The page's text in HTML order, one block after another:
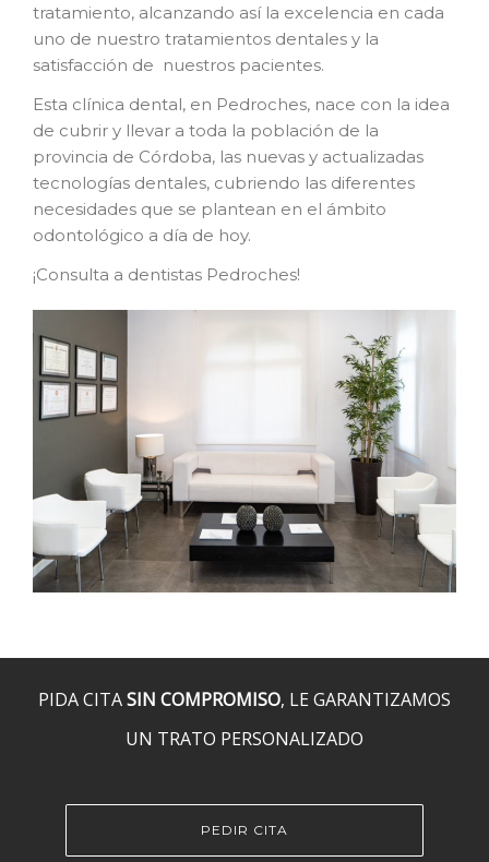
tratamiento, alcanzando así la excelencia en cada
uno de nuestro tratamientos dentales y la
satisfacción de nuestros pacientes.
Esta clínica dental, en Pedroches, nace con la idea
de cubrir y llevar a toda la población de la
provincia de Córdoba, las nuevas y actualizadas
tecnologías dentales, cubriendo las diferentes
necesidades que se plantean en el ámbito
odontológico a día de hoy.
¡Consulta a dentistas Pedroches!
PIDA CITASIN COMPROMISO, LE GARANTIZAMOS
UN TRATO PERSONALIZADO
PEDIR CITA